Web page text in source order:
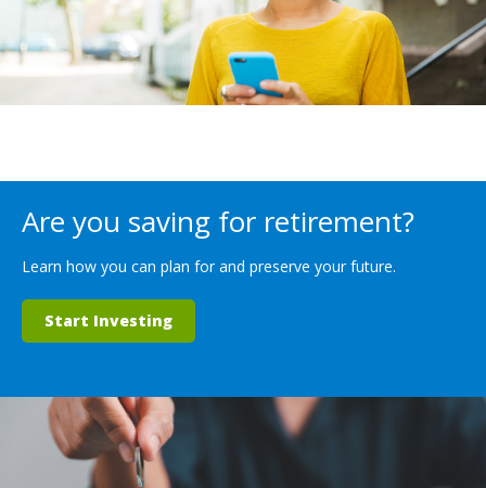
Are you saving for retirement?
Learn how you can plan for and preserve your future.
Start Investing